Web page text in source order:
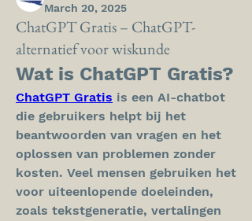
March 20, 2025
ChatGPT Gratis – ChatGPT-
alternatief voor wiskunde
Wat is ChatGPT Gratis?
ChatGPT Gratis is een AI-chatbot
die gebruikers helpt bij het
beantwoorden van vragen en het
oplossen van problemen zonder
kosten. Veel mensen gebruiken het
voor uiteenlopende doeleinden,
zoals tekstgeneratie, vertalingen